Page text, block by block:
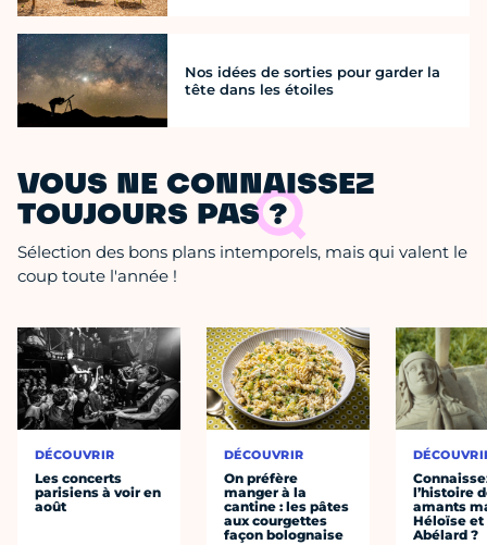
Nos idées de sorties pour garder la
tête dans les étoiles
VOUS NE CONNAISSEZ
TOUJOURS PAS ?
Sélection des bons plans intemporels, mais qui valent le
coup toute l'année !
DÉCOUVRIR
Les concerts
parisiens à voir en
août
DÉCOUVRIR
On préfère
manger à la
cantine : les pâtes
aux courgettes
façon bolognaise
l’histoire
amants
Héloïse et
Abélard ?